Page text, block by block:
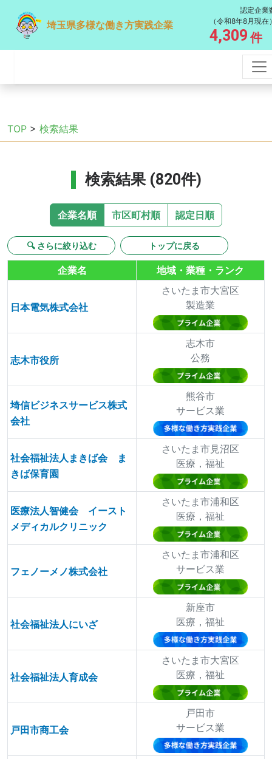
埼玉県多様な働き方実践企業
認定企業
（令和8年8月現在
4,309 件
TOP > 検索結果
検索結果 (820件)
企業名順 市区町村順 認定日順
🔍 さらに絞り込む トップに戻る
企業名 地域・業種・ランク
日本電気株式会社
さいたま市大宮区
製造業
志木市役所
志木市
公務
埼信ビジネスサービス株式
会社
熊谷市
サービス業
社会福祉法人まきば会 ま
きば保育園
さいたま市見沼区
医療，福祉
医療法人智健会 イースト
メディカルクリニック
さいたま市浦和区
医療，福祉
フェノーメノ株式会社
さいたま市浦和区
サービス業
社会福祉法人にいざ
新座市
医療，福祉
社会福祉法人育成会
さいたま市大宮区
医療，福祉
戸田市商工会
戸田市
サービス業